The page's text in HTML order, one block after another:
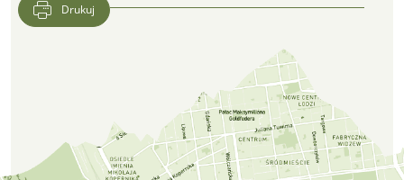
Drukuj